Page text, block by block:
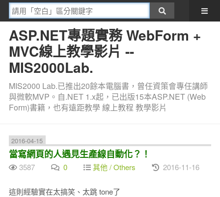
ASP.NET專題實務 WebForm +
MVC線上教學影片 --
MIS2000Lab.
MIS2000 Lab.已推出20餘本電腦書，曾任資策會專任講師
與微軟MVP。自.NET 1.x起，已出版15本ASP.NET (Web
Form)書籍，也有遠距教學 線上教程 教學影片
2016-04-15
當寫網頁的人遇見生產線自動化？！
3587 0 其他 / Others 2016-11-16
這則經驗實在太搞笑、太跳 tone了